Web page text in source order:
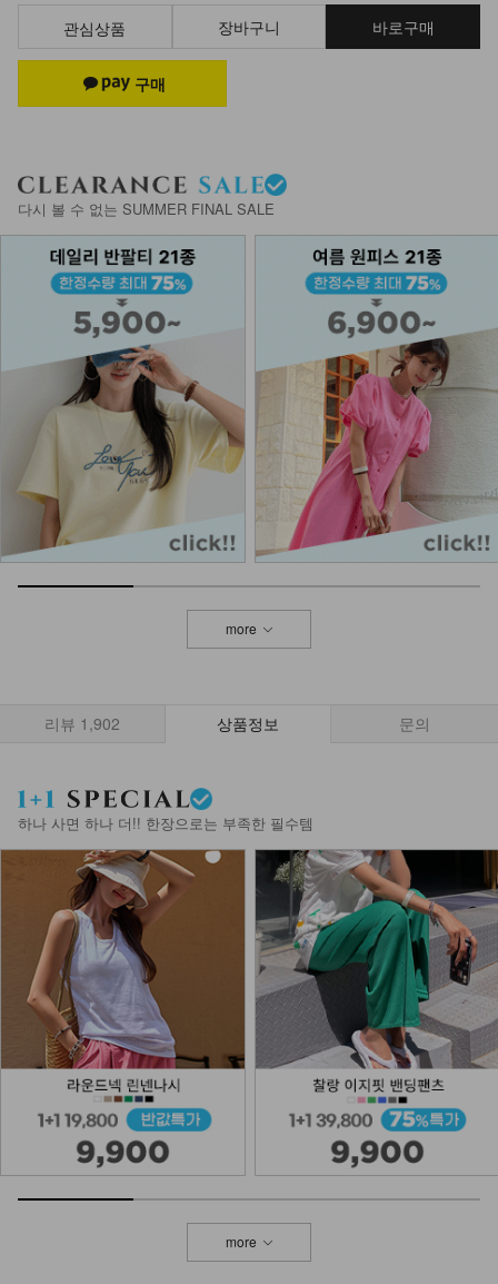
NK51-PS-14/시즈카 와이드 팬츠
23,900
NK51-PS-3/슈타르 린넨 와이드팬츠
_HR
관심상품 장바구니 바로구매
다시 볼 수 없는 SUMMER FINAL SALE
more
리뷰 1,902 상품정보 문의
하나 사면 하나 더!! 한장으로는 부족한 필수템
more